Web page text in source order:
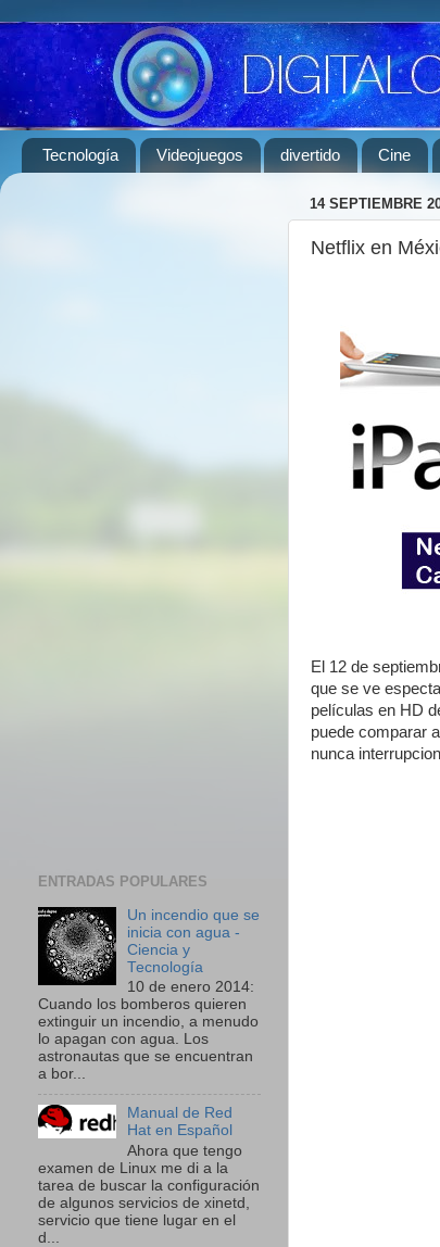
Tecnología Videojuegos divertido Cine
14 SEPTIEMBRE
Netflix en
El 12 de
que se ve
películas en HD
puede comparar
nunca
ENTRADAS POPULARES
Un incendio que se
inicia con agua -
Ciencia y
Tecnología
10 de enero 2014:
Cuando los bomberos quieren
extinguir un incendio, a menudo
lo apagan con agua. Los
astronautas que se encuentran
a bor...
Manual de Red
Hat en Español
Ahora que tengo
examen de Linux me di a la
tarea de buscar la configuración
de algunos servicios de xinetd,
servicio que tiene lugar en el
d...